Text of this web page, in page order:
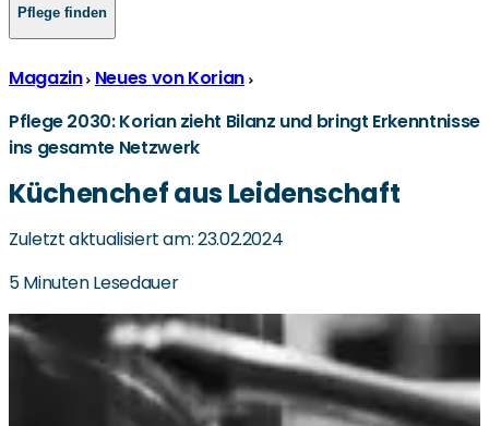
Pflege finden
Magazin Neues von Korian
Pflege 2030: Korian zieht Bilanz und bringt Erkenntnisse
ins gesamte Netzwerk
Küchenchef aus Leidenschaft
Zuletzt aktualisiert am: 23.02.2024
5 Minuten Lesedauer